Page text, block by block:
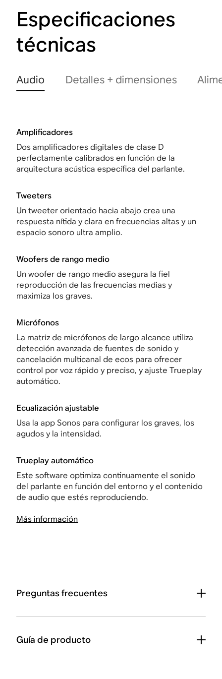
Especificaciones
técnicas
Audio Detalles + dimensiones
Amplificadores
Dos amplificadores digitales de clase D
perfectamente calibrados en función de la
arquitectura acústica específica del parlante.
Tweeters
Un tweeter orientado hacia abajo crea una
respuesta nítida y clara en frecuencias altas y un
espacio sonoro ultra amplio.
Woofers de rango medio
Un woofer de rango medio asegura la fiel
reproducción de las frecuencias medias y
maximiza los graves.
Micrófonos
La matriz de micrófonos de largo alcance utiliza
detección avanzada de fuentes de sonido y
cancelación multicanal de ecos para ofrecer
control por voz rápido y preciso, y ajuste Trueplay
automático.
Ecualización ajustable
Usa la app Sonos para configurar los graves, los
agudos y la intensidad.
Trueplay automático
Este software optimiza continuamente el sonido
del parlante en función del entorno y el contenido
de audio que estés reproduciendo.
Más información
Preguntas frecuentes
Guía de producto